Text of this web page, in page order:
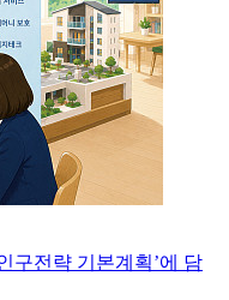
구전략 기본계획’에 담